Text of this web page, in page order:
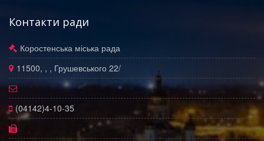
Контакти ради
Коростенська міська рада
11500, , , Грушевського 22/
(04142)4-10-35